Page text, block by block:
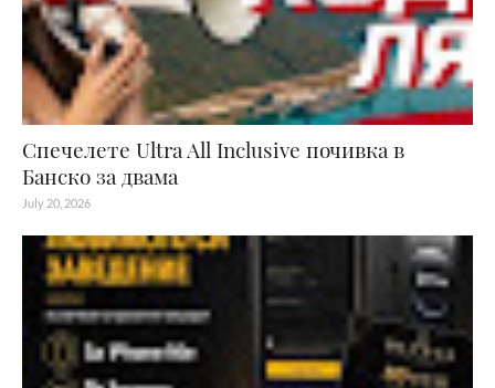
Спечелете Ultra All Inclusive почивка в
Банско за двама
July 20, 2026